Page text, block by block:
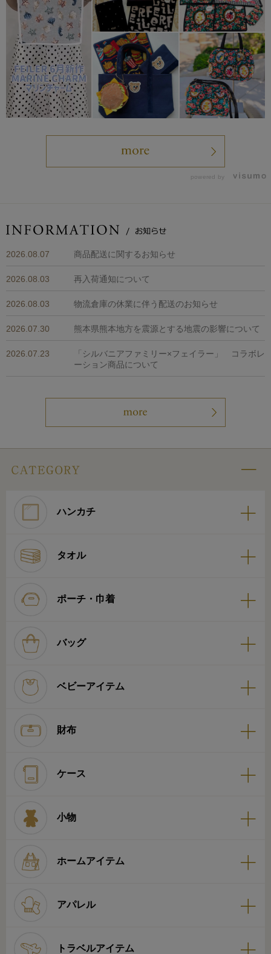
powered by
2026.08.07 商品配送に関するお知らせ
2026.08.03 再入荷通知について
2026.08.03 物流倉庫の休業に伴う配送のお知らせ
2026.07.30 熊本県熊本地方を震源とする地震の影響について
2026.07.23
「シルバニアファミリー×フェイラー」 コラボレ
ーション商品について
ハンカチ
タオル
ポーチ・巾着
バッグ
ベビーアイテム
財布
ケース
小物
ホームアイテム
アパレル
トラベルアイテム